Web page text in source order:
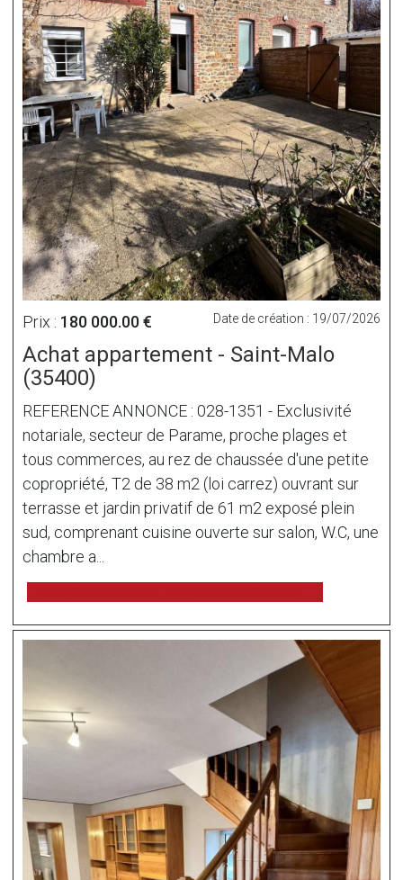
Prix : 180 000.00 € Date de création : 19/07/2026
Achat appartement - Saint-Malo
(35400)
REFERENCE ANNONCE : 028-1351 - Exclusivité
notariale, secteur de Parame, proche plages et
tous commerces, au rez de chaussée d'une petite
copropriété, T2 de 38 m2 (loi carrez) ouvrant sur
terrasse et jardin privatif de 61 m2 exposé plein
sud, comprenant cuisine ouverte sur salon, W.C, une
chambre a...